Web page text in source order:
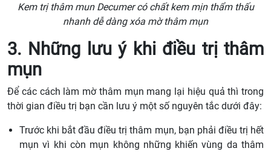
Kem trị thâm mun Decumer có chất kem mịn thẩm thấu
nhanh dễ dàng xóa mờ thâm mụn
3. Những lưu ý khi điều trị thâm
mụn
Để các cách làm mờ thâm mụn mang lại hiệu quả thì trong
thời gian điều trị bạn cần lưu ý một số nguyên tắc dưới đây:
Trước khi bắt đầu điều trị thâm mụn, bạn phải điều trị hết
mụn vì khi còn mụn không những khiến vùng da thâm